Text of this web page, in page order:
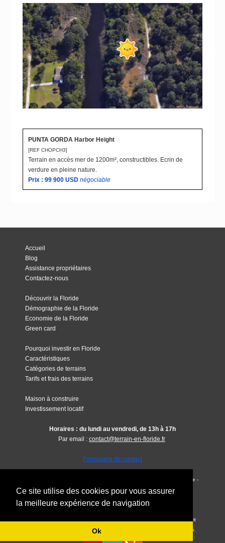
Ce site utilise des cookies pour vous assurer
la meilleure expérience de navigation
Ok
PUNTA GORDA Harbor Height
[REF CHOPCH3]
Terrain en accès mer de 1200m², constructibles. Ecrin de
verdure en pleine nature.
Prix : 99 900 USD négociable
Accueil
Blog
Assistance propriétaires
Contactez-nous
Découvrir la Floride
Démographie de la Floride
Economie de la Floride
Green card
Pourquoi investir en Floride
Caractéristiques
Catégories de terrains
Tarifs et frais des terrains
Maison à construire
Investissement locatif
Horaires : du lundi au vendredi, de 13h à 17h
Par email : contact@terrain-en-floride.fr
Formulaire de contact
TERRAIN EN FLORIDE 2024 - Investir en Floride depuis la France -
Terrains et villas en Floride USA -Copyright COLIBRY-
LANDFORSALE-TRANSATLANTIQUE ASSISTANCE
LANDFORSALE. Toute reproduction totale ou partielle sans accord écrit
préalable est strictement interdite, et sera systématiquement poursuivie.